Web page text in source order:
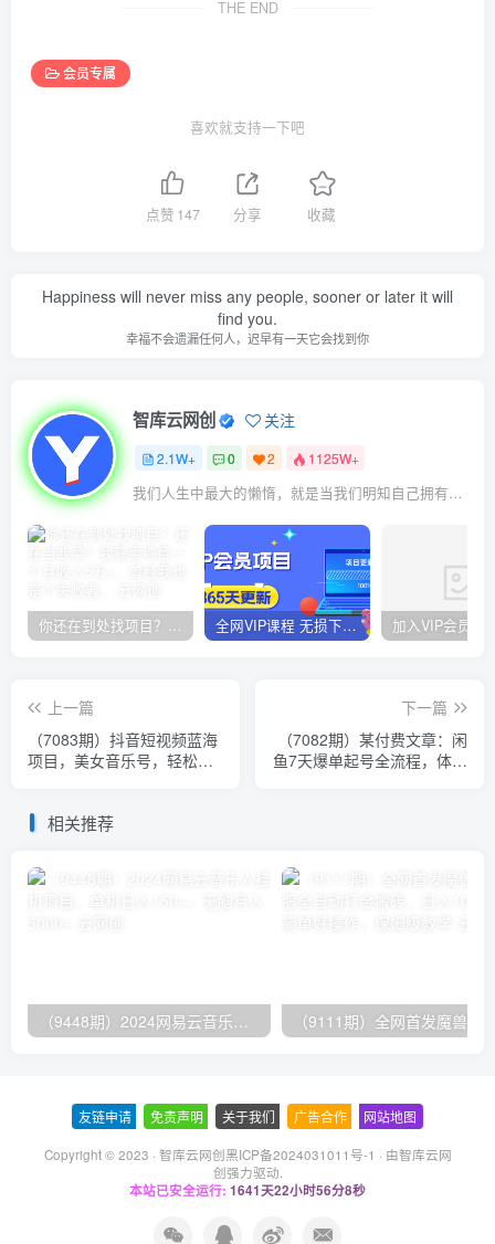
THE END
会员专属
喜欢就支持一下吧
点赞 147 分享 收藏
Happiness will never miss any people, sooner or later it will
find you.
幸福不会遗漏任何人，迟早有一天它会找到你
智库云网创 关注
2.1W+ 0 2 1125W+
我们人生中最大的懒惰，就是当我们明知自己拥有作出选择的能力，却不去主动改变而是放任它的生活态度
你还在到处找项目？还在当韭菜？我靠卖项目一个月收入5万+，曾经我也是个失败者。 全网VIP课程 无损下载~
上一篇
（7083期）抖音短视频蓝海
项目，美女音乐号，轻松月
下一篇
（7082期）某付费文章：闲
鱼7天爆单起号全流程，体验
相关推荐
友链申请 免责声明 关于我们 广告合作 网站地图
Copyright © 2023 · 智库云网创黑ICP备2024031011号-1 · 由智库云网
创强力驱动.
本站已安全运行: 1641天22小时56分8秒